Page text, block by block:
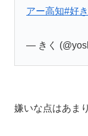
アー高知#好き
— きく
嫌いな点はあま